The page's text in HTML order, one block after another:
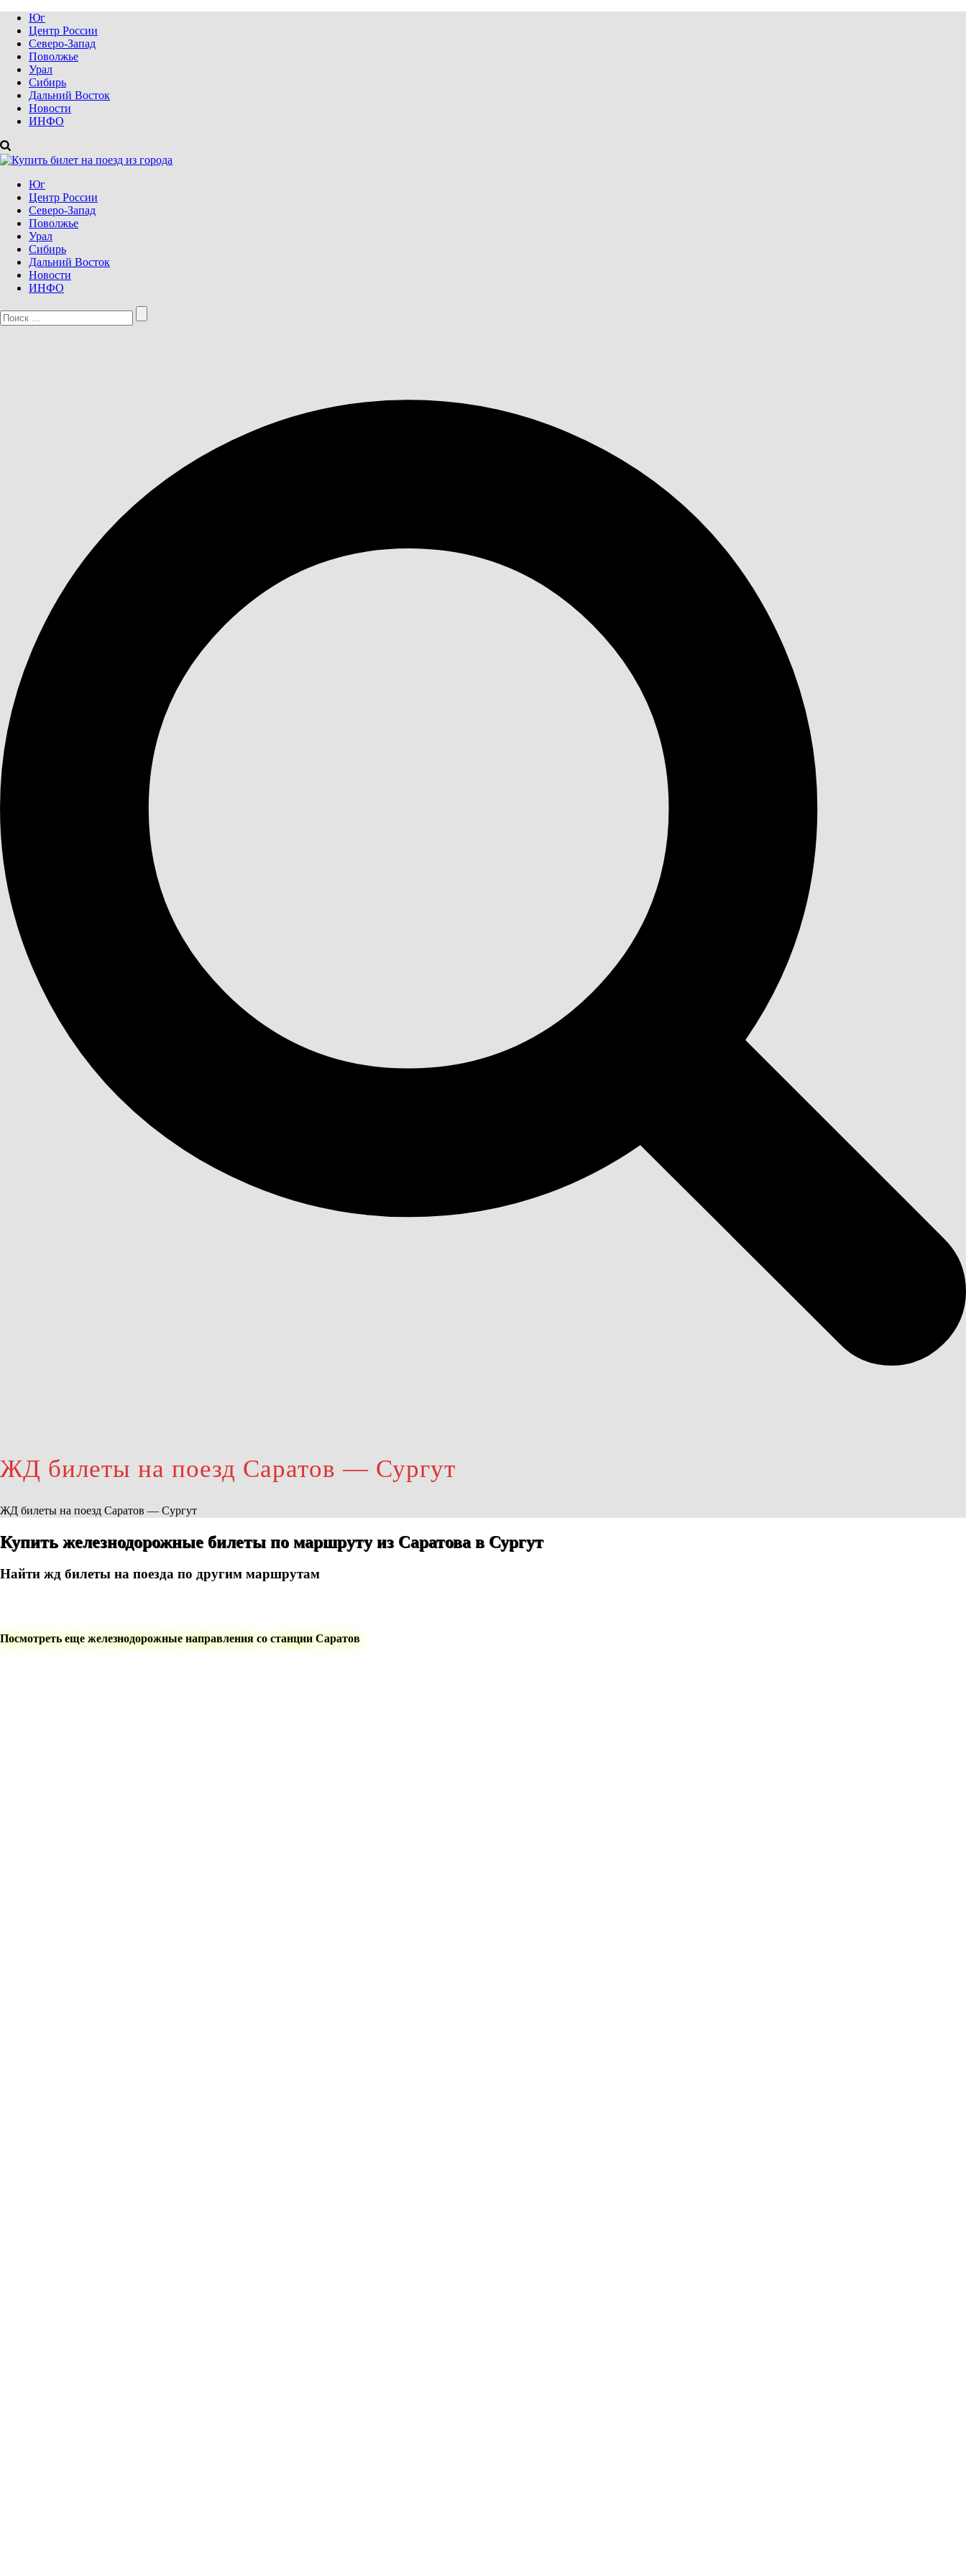
Юг
Центр России
Северо-Запад
Поволжье
Урал
Сибирь
Дальний Восток
Новости
ИНФО
Юг
Центр России
Северо-Запад
Поволжье
Урал
Сибирь
Дальний Восток
Новости
ИНФО
ЖД билеты на поезд Саратов — Сургут
ЖД билеты на поезд Саратов — Сургут
Купить железнодорожные билеты по маршруту из Саратова в Сургут
Найти жд билеты на поезда по другим маршрутам
Посмотреть еще железнодорожные направления со станции Саратов